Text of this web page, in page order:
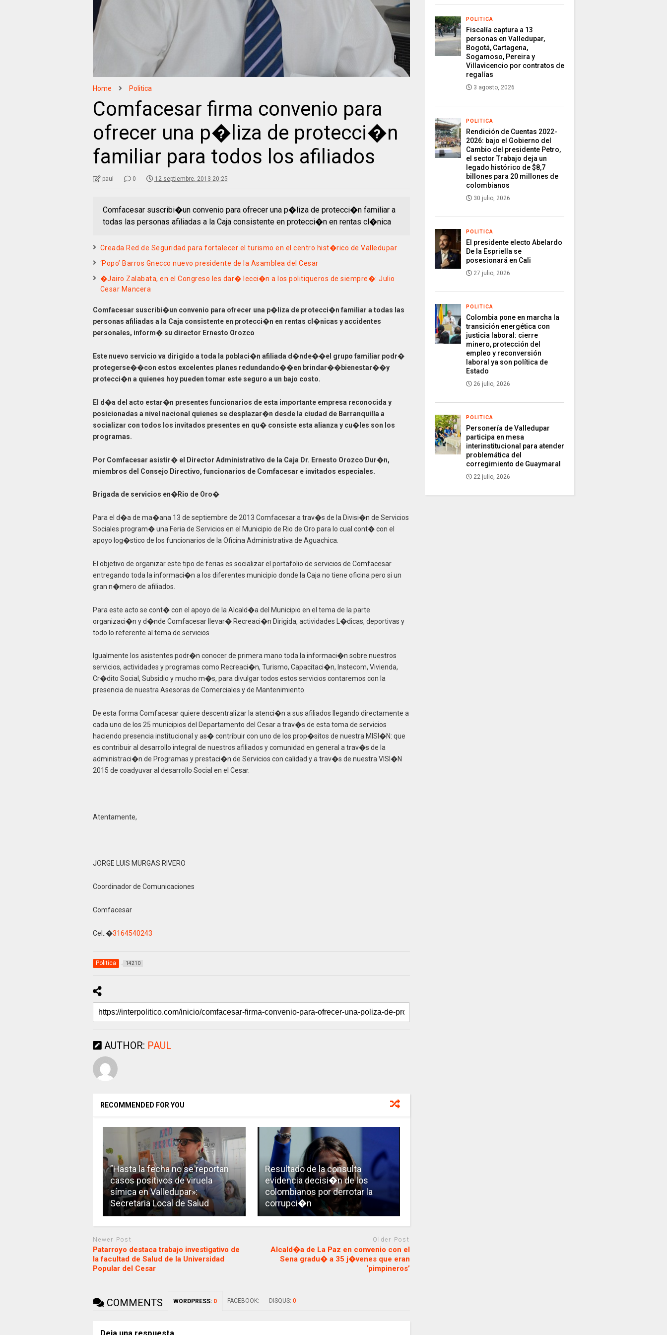
Home Politica
Comfacesar firma convenio para
ofrecer una p�liza de protecci�n
familiar para todos los afiliados
paul 0 12 septiembre, 2013 20:25
Comfacesar suscribi�un convenio para ofrecer una p�liza de protecci�n familiar a
todas las personas afiliadas a la Caja consistente en protecci�n en rentas cl�nica
Creada Red de Seguridad para fortalecer el turismo en el centro hist�rico de Valledupar
‘Popo’ Barros Gnecco nuevo presidente de la Asamblea del Cesar
�Jairo Zalabata, en el Congreso les dar� lecci�n a los politiqueros de siempre�: Julio
Cesar Mancera
Comfacesar suscribi�un convenio para ofrecer una p�liza de protecci�n familiar a todas las
personas afiliadas a la Caja consistente en protecci�n en rentas cl�nicas y accidentes
personales, inform� su director Ernesto Orozco
Este nuevo servicio va dirigido a toda la poblaci�n afiliada d�nde��el grupo familiar podr�
protegerse��con estos excelentes planes redundando��en brindar��bienestar��y
protecci�n a quienes hoy pueden tomar este seguro a un bajo costo.
El d�a del acto estar�n presentes funcionarios de esta importante empresa reconocida y
posicionadas a nivel nacional quienes se desplazar�n desde la ciudad de Barranquilla a
socializar con todos los invitados presentes en qu� consiste esta alianza y cu�les son los
programas.
Por Comfacesar asistir� el Director Administrativo de la Caja Dr. Ernesto Orozco Dur�n,
miembros del Consejo Directivo, funcionarios de Comfacesar e invitados especiales.
Brigada de servicios en�Rio de Oro�
Para el d�a de ma�ana 13 de septiembre de 2013 Comfacesar a trav�s de la Divisi�n de Servicios
Sociales program� una Feria de Servicios en el Municipio de Rio de Oro para lo cual cont� con el
apoyo log�stico de los funcionarios de la Oficina Administrativa de Aguachica.
El objetivo de organizar este tipo de ferias es socializar el portafolio de servicios de Comfacesar
entregando toda la informaci�n a los diferentes municipio donde la Caja no tiene oficina pero si un
gran n�mero de afiliados.
Para este acto se cont� con el apoyo de la Alcald�a del Municipio en el tema de la parte
organizaci�n y d�nde Comfacesar llevar� Recreaci�n Dirigida, actividades L�dicas, deportivas y
todo lo referente al tema de servicios
Igualmente los asistentes podr�n conocer de primera mano toda la informaci�n sobre nuestros
servicios, actividades y programas como Recreaci�n, Turismo, Capacitaci�n, Instecom, Vivienda,
Cr�dito Social, Subsidio y mucho m�s, para divulgar todos estos servicios contaremos con la
presencia de nuestra Asesoras de Comerciales y de Mantenimiento.
De esta forma Comfacesar quiere descentralizar la atenci�n a sus afiliados llegando directamente a
cada uno de los 25 municipios del Departamento del Cesar a trav�s de esta toma de servicios
haciendo presencia institucional y as� contribuir con uno de los prop�sitos de nuestra MISI�N: que
es contribuir al desarrollo integral de nuestros afiliados y comunidad en general a trav�s de la
administraci�n de Programas y prestaci�n de Servicios con calidad y a trav�s de nuestra VISI�N
2015 de coadyuvar al desarrollo Social en el Cesar.
Atentamente,
JORGE LUIS MURGAS RIVERO
Coordinador de Comunicaciones
Comfacesar
Cel.:�3164540243
Politica 14210
AUTHOR: PAUL
RECOMMENDED FOR YOU
”Hasta la fecha no se reportan
casos positivos de viruela
símica en Valledupar»:
Secretaria Local de Salud
Resultado de la consulta
evidencia decisi�n de los
colombianos por derrotar la
corrupci�n
Newer Post
Patarroyo destaca trabajo investigativo de
la facultad de Salud de la Universidad
Popular del Cesar
Older Post
Alcald�a de La Paz en convenio con el
Sena gradu� a 35 j�venes que eran
‘pimpineros’
COMMENTS WORDPRESS: 0 FACEBOOK: DISQUS: 0
POLITICA
Fiscalía captura a 13
personas en Valledupar,
Bogotá, Cartagena,
Sogamoso, Pereira y
Villavicencio por contratos de
regalías
3 agosto, 2026
POLITICA
Rendición de Cuentas 2022-
2026: bajo el Gobierno del
Cambio del presidente Petro,
el sector Trabajo deja un
legado histórico de $8,7
billones para 20 millones de
colombianos
30 julio, 2026
POLITICA
El presidente electo Abelardo
De la Espriella se
posesionará en Cali
27 julio, 2026
POLITICA
Colombia pone en marcha la
transición energética con
justicia laboral: cierre
minero, protección del
empleo y reconversión
laboral ya son política de
Estado
26 julio, 2026
POLITICA
Personería de Valledupar
participa en mesa
interinstitucional para atender
problemática del
corregimiento de Guaymaral
22 julio, 2026